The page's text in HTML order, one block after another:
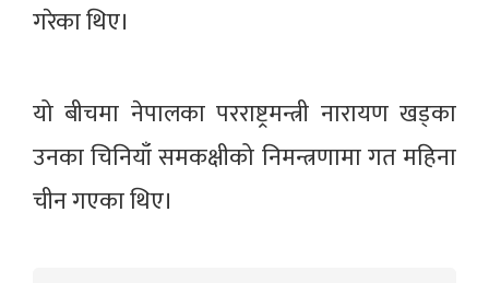
गरेका थिए।
यो बीचमा नेपालका परराष्ट्रमन्त्री नारायण खड्का
उनका चिनियाँ समकक्षीको निमन्त्रणामा गत महिना
चीन गएका थिए।